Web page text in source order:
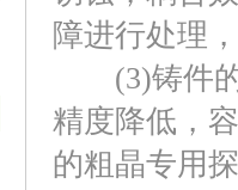
障进行处理
(3)铸件的
精度降低，
的粗晶专用